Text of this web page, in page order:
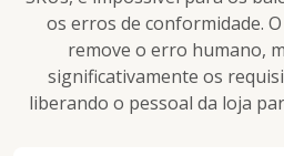
lojas perfeitas para
CPG, o Vispera utiliza uma
tecnologia revolucionária de
reconhecimento de imagem
rastrear e visualizar todos os
os erros de conformidade.
remove o erro humano,
significativamente os
liberando o pessoal da loja